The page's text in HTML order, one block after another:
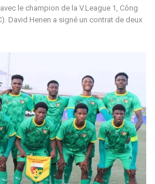
le champion de la V.League 1, Công
David Henen a signé un contrat de deux